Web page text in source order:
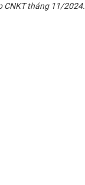
CNKT tháng 11/2024.